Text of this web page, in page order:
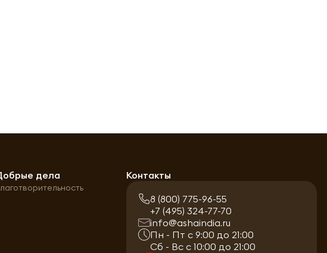
дела
Контакты
8 (800) 775-96-55
+7 (495) 324-77-70
info@ashaindia.ru
Пн - Пт с 9:00 до 21:00
Сб - Вс с 10:00 до 21:00